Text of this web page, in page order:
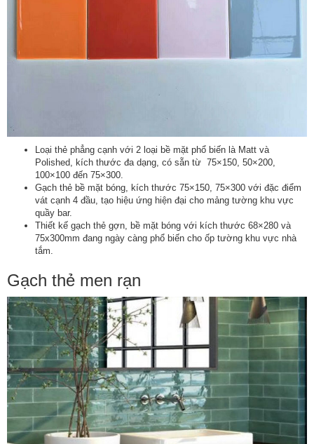
Loại thẻ phẳng cạnh với 2 loại bề mặt phổ biến là Matt và
Polished, kích thước đa dạng, có sẵn từ 75×150, 50×200,
100×100 đến 75×300.
Gạch thẻ bề mặt bóng, kích thước 75×150, 75×300 với đặc điểm
vát cạnh 4 đầu, tạo hiệu ứng hiện đại cho mảng tường khu vực
quầy bar.
Thiết kế gạch thẻ gợn, bề mặt bóng với kích thước 68×280 và
75x300mm đang ngày càng phổ biến cho ốp tường khu vực nhà
tắm.
Gạch thẻ men rạn